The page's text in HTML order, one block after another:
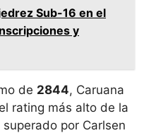
Sub-16 en el
y
de 2844, Caruana
rating más alto de la
por Carlsen